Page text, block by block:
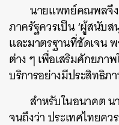
นายแพทย์คณพลจึง
ภาครัฐควรเป็น ‘ผู้สนับ
และมาตรฐานที่ชัดเจน
ต่าง ๆ เพื่อเสริมศักยภา
บริการอย่างมีประสิทธิภ
สำหรับในอนาคต
จนถึงว่า ประเทศไทยค